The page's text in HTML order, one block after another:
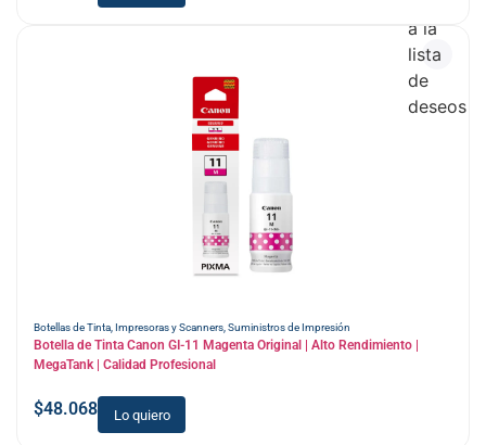
Botellas de Tinta, Impresoras y Scanners,Suministros de Impresión
Botella de Tinta Canon GI-11 Magenta Original | Alto Rendimiento |
MegaTank | Calidad Profesional
$48.068 Lo quiero
a la
lista
de
deseos